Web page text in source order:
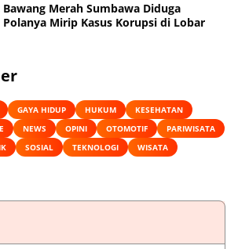
Merah Sumbawa Diduga
Polanya Mirip Kasus Korupsi di Lobar
GAYA HIDUP HUKUM
KESEHATAN
NEWS OPINI OTOMOTIF
PARIWISATA
SOSIAL TEKNOLOGI
WISATA